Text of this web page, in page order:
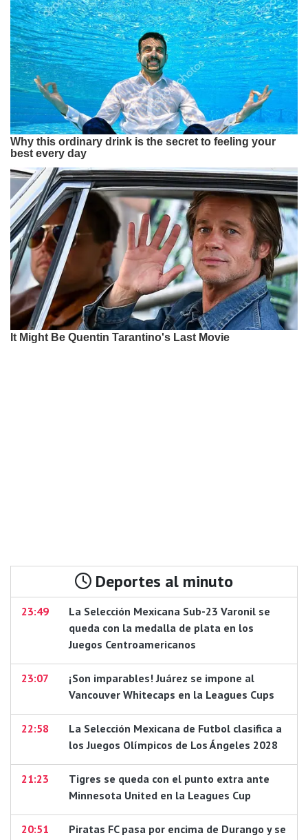
Deportes al minuto
23:49
La Selección Mexicana Sub-23 Varonil se
queda con la medalla de plata en los
Juegos Centroamericanos
23:07
¡Son imparables! Juárez se impone al
Vancouver Whitecaps en la Leagues Cups
22:58
La Selección Mexicana de Futbol clasifica a
los Juegos Olímpicos de Los Ángeles 2028
21:23
Tigres se queda con el punto extra ante
Minnesota United en la Leagues Cup
20:51
Piratas FC pasa por encima de Durango y se